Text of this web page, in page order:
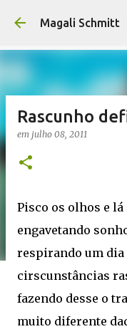
Pular
Magali Schmitt
Rascunho
em julho 08, 2011
Pisco os olhos e lá
engavetando
respirando um dia
cirscunstâncias
fazendo desse o
muito diferente